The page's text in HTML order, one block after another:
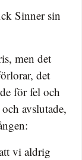
Sinner sin
men det
det
för fel och
avslutade,
vi aldrig